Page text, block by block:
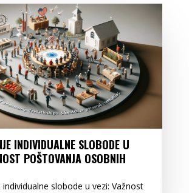
INDIVIDUALNE SLOBODE U
POŠTOVANJA OSOBNIH
slobode u vezi: Važnost